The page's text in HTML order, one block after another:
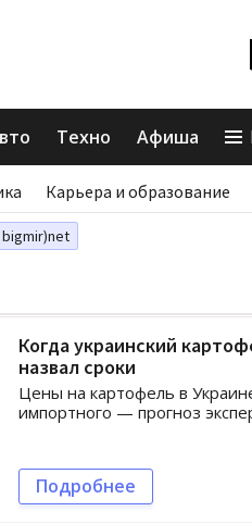
Техно Афиша
Карьера и образование
Когда украинский
назвал сроки
Цены на картофель в
импортного — прогноз
Подробнее